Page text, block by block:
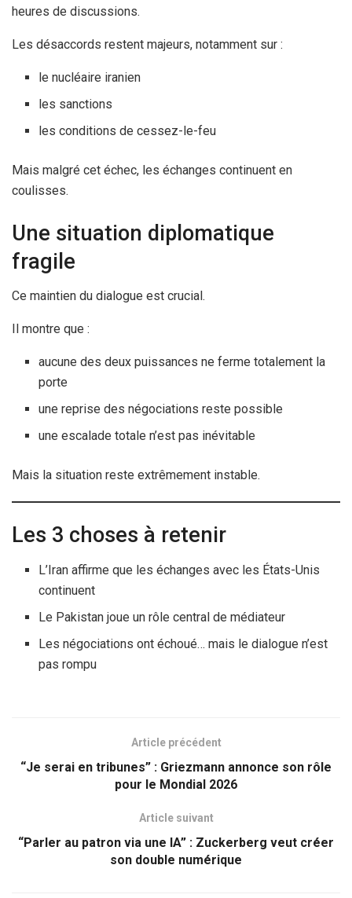
heures de discussions.
Les désaccords restent majeurs, notamment sur :
le nucléaire iranien
les sanctions
les conditions de cessez-le-feu
Mais malgré cet échec, les échanges continuent en
coulisses.
Une situation diplomatique
fragile
Ce maintien du dialogue est crucial.
Il montre que :
aucune des deux puissances ne ferme totalement la
porte
une reprise des négociations reste possible
une escalade totale n’est pas inévitable
Mais la situation reste extrêmement instable.
Les 3 choses à retenir
L’Iran affirme que les échanges avec les États-Unis
continuent
Le Pakistan joue un rôle central de médiateur
Les négociations ont échoué… mais le dialogue n’est
pas rompu
Article précédent
“Je serai en tribunes” : Griezmann annonce son rôle
pour le Mondial 2026
Article suivant
“Parler au patron via une IA” : Zuckerberg veut créer
son double numérique